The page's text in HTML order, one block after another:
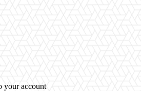
your account